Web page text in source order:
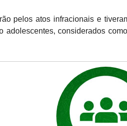
pelos atos infracionais e
adolescentes, considerados